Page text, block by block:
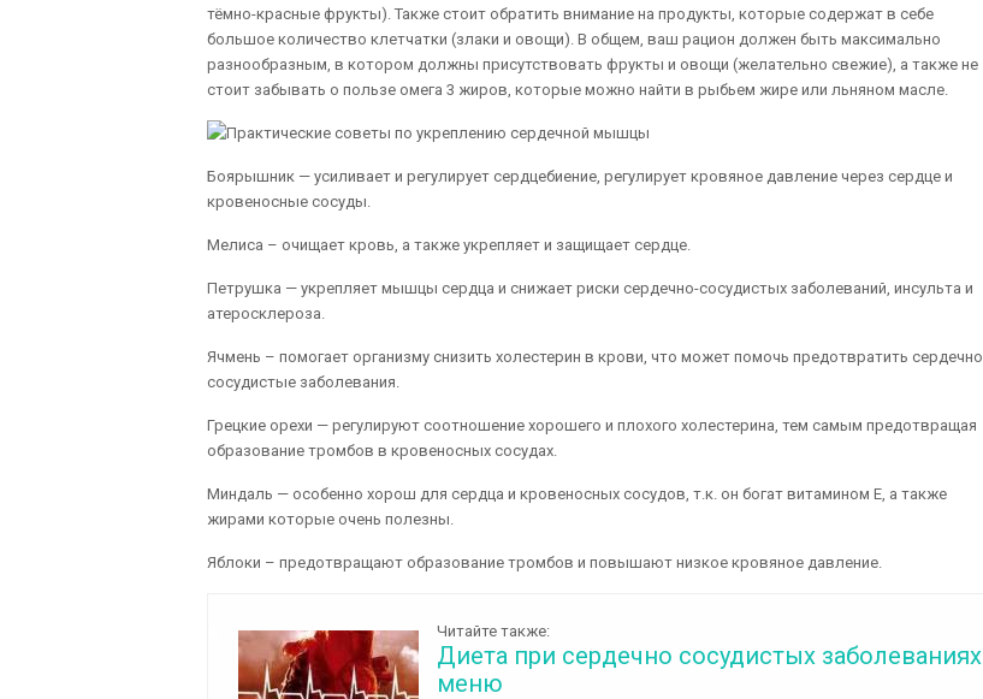
тёмно-красные фрукты). Также стоит обратить внимание на продукты, которые содержат в себе
большое количество клетчатки (злаки и овощи). В общем, ваш рацион должен быть максимально
разнообразным, в котором должны присутствовать фрукты и овощи (желательно свежие), а также не
стоит забывать о пользе омега 3 жиров, которые можно найти в рыбьем жире или льняном масле.
Боярышник — усиливает и регулирует сердцебиение, регулирует кровяное давление через сердце и
кровеносные сосуды.
Мелиса – очищает кровь, а также укрепляет и защищает сердце.
Петрушка — укрепляет мышцы сердца и снижает риски сердечно-сосудистых заболеваний, инсульта и
атеросклероза.
Ячмень – помогает организму снизить холестерин в крови, что может помочь предотвратить сердечно
сосудистые заболевания.
Грецкие орехи — регулируют соотношение хорошего и плохого холестерина, тем самым предотвращая
образование тромбов в кровеносных сосудах.
Миндаль — особенно хорош для сердца и кровеносных сосудов, т.к. он богат витамином E, а также
жирами которые очень полезны.
Яблоки – предотвращают образование тромбов и повышают низкое кровяное давление.
Читайте также:
Диета при сердечно сосудистых заболеваниях
меню